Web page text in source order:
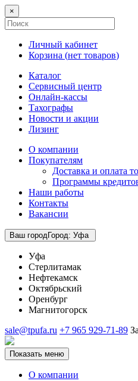
×
Личный кабинет
Корзина (нет товаров)
Каталог
Сервисный центр
Онлайн-кассы
Тахографы
Новости и акции
Лизинг
О компании
Покупателям
Доставка и оплата
Программы
Наши работы
Контакты
Вакансии
Ваш городГород: Уфа
Уфа
Стерлитамак
Нефтекамск
Октябрьский
Оренбург
Магнитогорск
sale@tpufa.ru +7 965 929-71-89
Показать меню
О компании